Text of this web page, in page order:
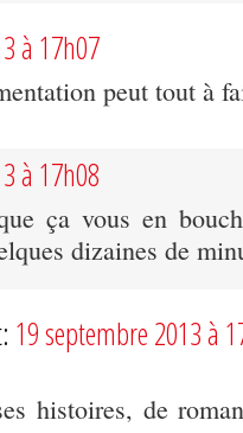
à 17h07
peut tout à
à 17h08
ça vous en
dizaines de
19 septembre 2013 à
histoires, de